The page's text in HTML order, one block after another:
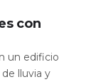
con
un edificio
lluvia y